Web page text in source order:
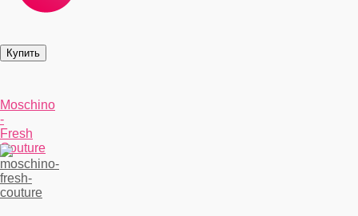
Moschino
-
Fresh
Couture